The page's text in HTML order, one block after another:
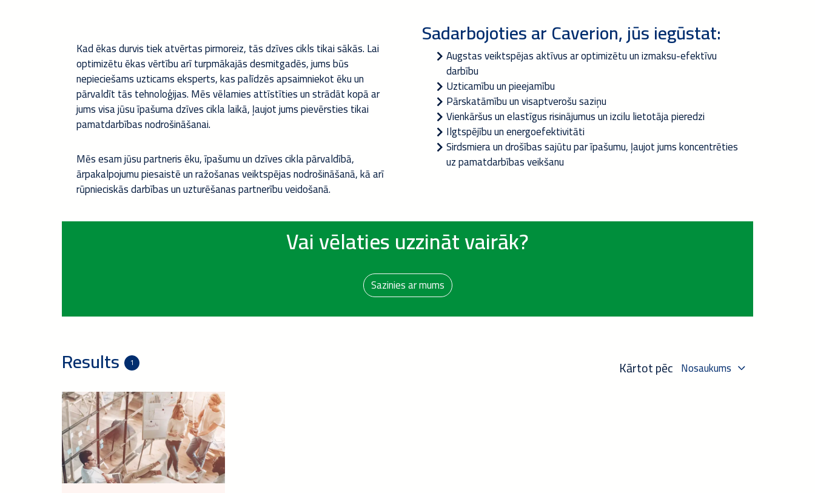
Kad ēkas durvis tiek atvērtas pirmoreiz, tās dzīves cikls tikai sākās. Lai
optimizētu ēkas vērtību arī turpmākajās desmitgadēs, jums būs
nepieciešams uzticams eksperts, kas palīdzēs apsaimniekot ēku un
pārvaldīt tās tehnoloģijas. Mēs vēlamies attīstīties un strādāt kopā ar
jums visa jūsu īpašuma dzīves cikla laikā, ļaujot jums pievērsties tikai
pamatdarbības nodrošināšanai.
Mēs esam jūsu partneris ēku, īpašumu un dzīves cikla pārvaldībā,
ārpakalpojumu piesaistē un ražošanas veiktspējas nodrošināšanā, kā arī
rūpnieciskās darbības un uzturēšanas partnerību veidošanā.
Sadarbojoties ar Caverion, jūs iegūstat:
Augstas veiktspējas aktīvus ar optimizētu un izmaksu-efektīvu
darbību
Uzticamību un pieejamību
Pārskatāmību un visaptverošu saziņu
Vienkāršus un elastīgus risinājumus un izcilu lietotāja pieredzi
Ilgtspējību un energoefektivitāti
Sirdsmiera un drošības sajūtu par īpašumu, ļaujot jums koncentrēties
uz pamatdarbības veikšanu
Vai vēlaties uzzināt vairāk?
Sazinies ar mums
Results 1 Kārtot pēc Nosaukums